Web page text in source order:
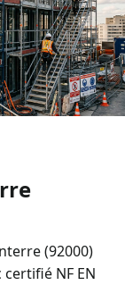
(92000)
NF EN